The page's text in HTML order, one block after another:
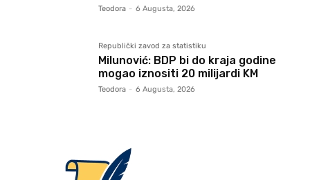
Teodora - 6 Augusta, 2026
Republički zavod za statistiku
Milunović: BDP bi do kraja godine
mogao iznositi 20 milijardi KM
Teodora - 6 Augusta, 2026